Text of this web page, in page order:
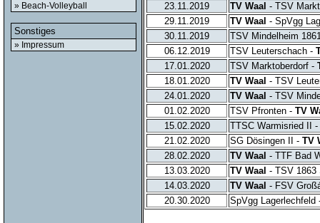
» Beach-Volleyball
Sonstiges
» Impressum
23.11.2019
TV Waal - TSV
29.11.2019
TV Waal - SpVgg
30.11.2019
TSV Mindelheim
06.12.2019
TSV Leuterschach -
17.01.2020
TSV Marktoberdorf -
18.01.2020
TV Waal - TSV
24.01.2020
TV Waal - TSV
01.02.2020
TSV Pfronten - TV
15.02.2020
TTSC Warmisried II -
21.02.2020
SG Dösingen II - TV
28.02.2020
TV Waal - TTF Bad
13.03.2020
TV Waal - TSV 1863
14.03.2020
TV Waal - FSV
20.30.2020
SpVgg